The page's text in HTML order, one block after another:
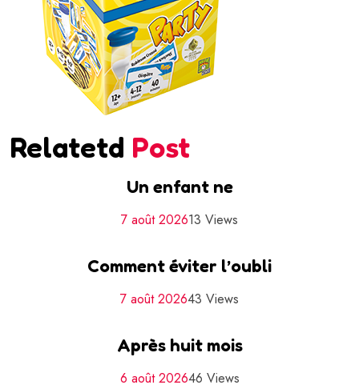
Relatetd Post
Un enfant ne
7 août 202613 Views
Comment éviter l’oubli
7 août 202643 Views
Après huit mois
6 août 202646 Views